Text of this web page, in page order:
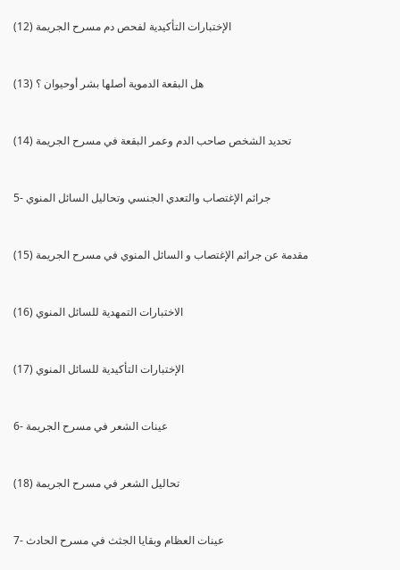
(12) الإختبارات التأكيدية لفحص دم مسرح الجريمة
(13) هل البقعة الدموية أصلها بشر أوحيوان ؟
(14) تحديد الشخص صاحب الدم وعمر البقعة في مسرح الجريمة
5- جرائم الإغتصاب والتعدي الجنسي وتحاليل السائل المنوي
(15) مقدمة عن جرائم الإغتصاب و السائل المنوي في مسرح الجريمة
(16) الاختبارات التمهدية للسائل المنوي
(17) الإختبارات التأكيدية للسائل المنوي
6- عينات الشعر في مسرح الجريمة
(18) تحاليل الشعر في مسرح الجريمة
7- عينات العظام وبقايا الجثث في مسرح الحادث